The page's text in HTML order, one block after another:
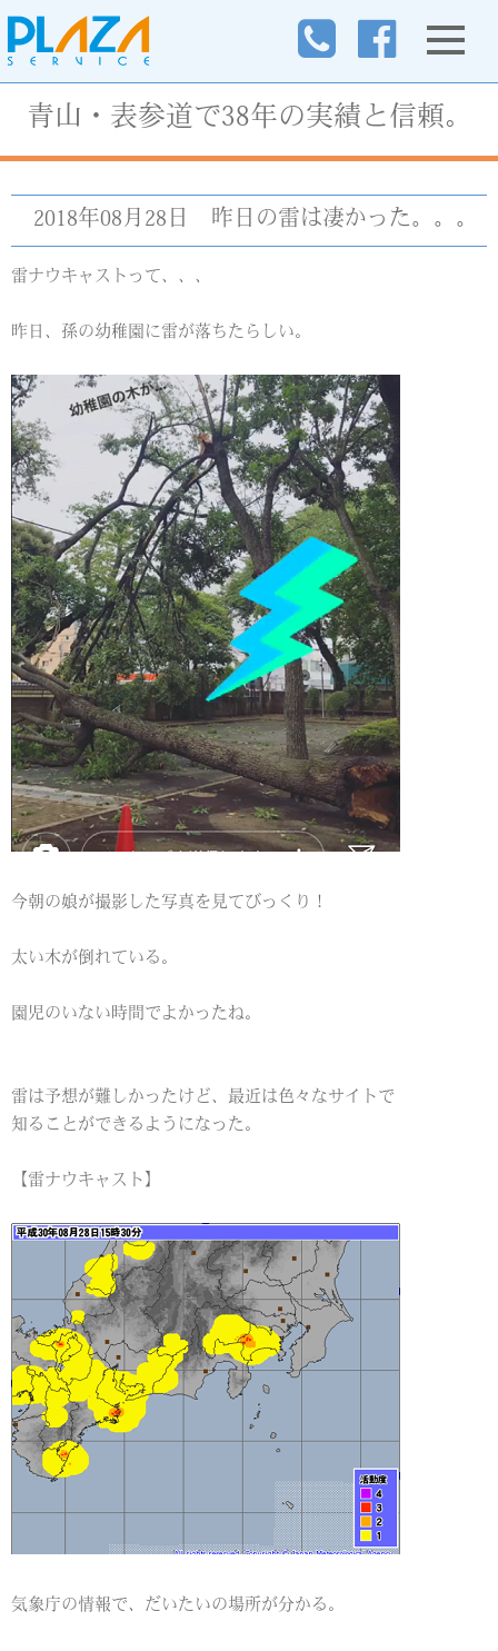
青山・表参道で38年の実績と信頼。
2018年08月28日 昨日の雷は凄かった。。。
雷ナウキャストって、、、
昨日、孫の幼稚園に雷が落ちたらしい。
今朝の娘が撮影した写真を見てびっくり！
太い木が倒れている。
園児のいない時間でよかったね。
雷は予想が難しかったけど、最近は色々なサイトで
知ることができるようになった。
【雷ナウキャスト】
気象庁の情報で、だいたいの場所が分かる。